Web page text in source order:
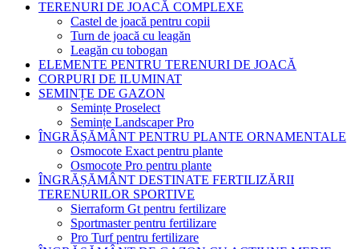
TERENURI DE JOACĂ COMPLEXE
Castel de joacă pentru copii
Turn de joacă cu leagăn
Leagăn cu tobogan
ELEMENTE PENTRU TERENURI DE JOACĂ
CORPURI DE ILUMINAT
SEMINȚE DE GAZON
Semințe Proselect
Semințe Landscaper Pro
ÎNGRĂȘĂMÂNT PENTRU PLANTE ORNAMENTALE
Osmocote Exact pentru plante
Osmocote Pro pentru plante
ÎNGRĂȘĂMÂNT DESTINATE FERTILIZĂRII
TERENURILOR SPORTIVE
Sierraform Gt pentru fertilizare
Sportmaster pentru fertilizare
Pro Turf pentru fertilizare